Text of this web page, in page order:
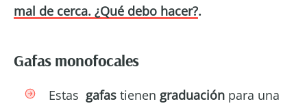
mal de cerca. ¿Qué debo hacer?.
Gafas monofocales
Estas gafas tienen graduación para una